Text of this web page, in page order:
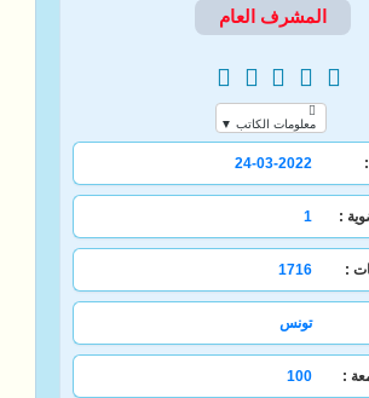
المشرف العام
معلومات الكاتب ▼
24-03-2022
:
1
:
1716
تونس
:
100